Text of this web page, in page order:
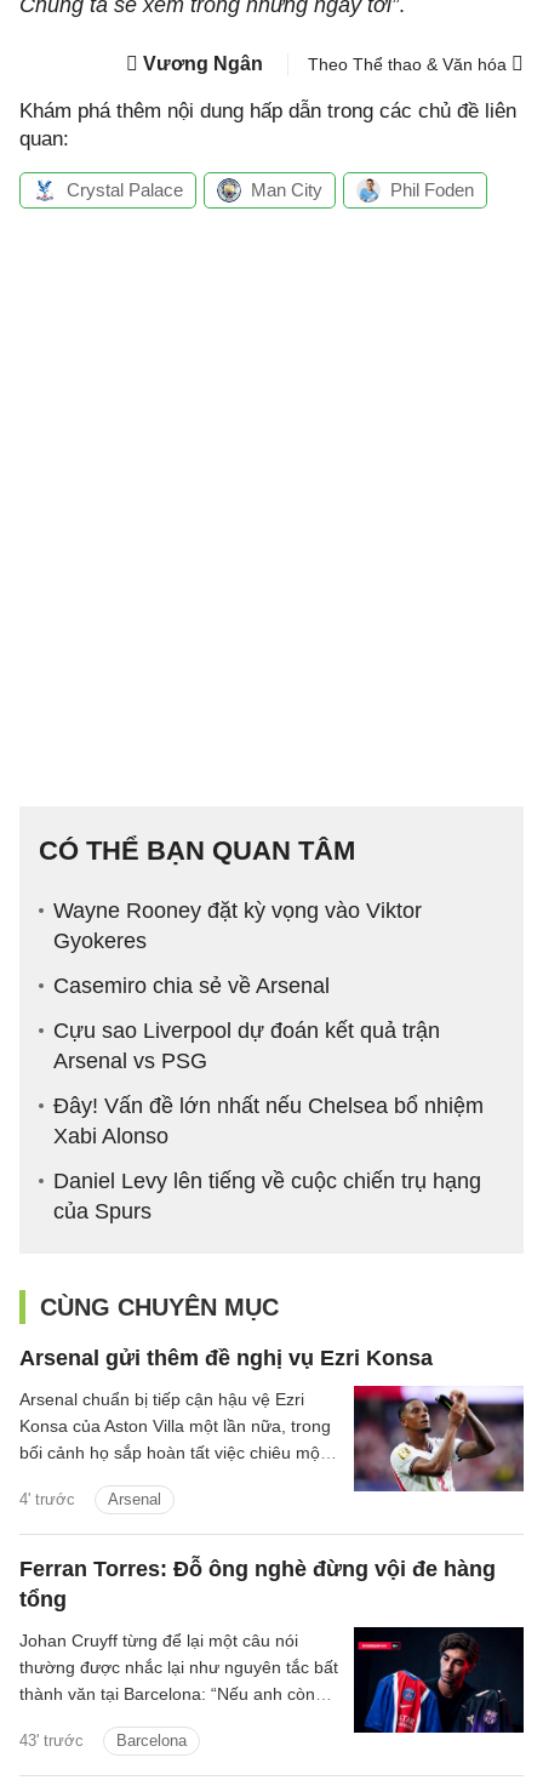
Chúng ta sẽ xem trong những ngày tới”.
Vương Ngân Theo Thể thao & Văn hóa
Khám phá thêm nội dung hấp dẫn trong các chủ đề liên
quan:
Crystal Palace Man City Phil Foden
CÓ THỂ BẠN QUAN TÂM
Wayne Rooney đặt kỳ vọng vào Viktor
Gyokeres
Casemiro chia sẻ về Arsenal
Cựu sao Liverpool dự đoán kết quả trận
Arsenal vs PSG
Đây! Vấn đề lớn nhất nếu Chelsea bổ nhiệm
Xabi Alonso
Daniel Levy lên tiếng về cuộc chiến trụ hạng
của Spurs
CÙNG CHUYÊN MỤC
Arsenal gửi thêm đề nghị vụ Ezri Konsa
4' trước Arsenal
Arsenal chuẩn bị tiếp cận hậu vệ Ezri
Konsa của Aston Villa một lần nữa, trong
bối cảnh họ sắp hoàn tất việc chiêu mộ
Newcastle.
Ferran Torres: Đỗ ông nghè đừng vội đe hàng
tổng
43' trước Barcelona
Johan Cruyff từng để lại một câu nói
thường được nhắc lại như nguyên tắc bất
thành văn tại Barcelona: “Nếu anh còn
Barcelona, anh không còn hữu ích với
chúng tôi nữa.”